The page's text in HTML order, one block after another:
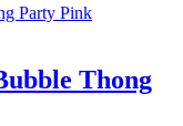
Thong